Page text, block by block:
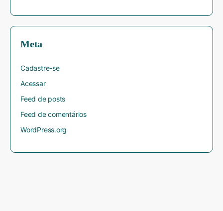
Meta
Cadastre-se
Acessar
Feed de posts
Feed de comentários
WordPress.org